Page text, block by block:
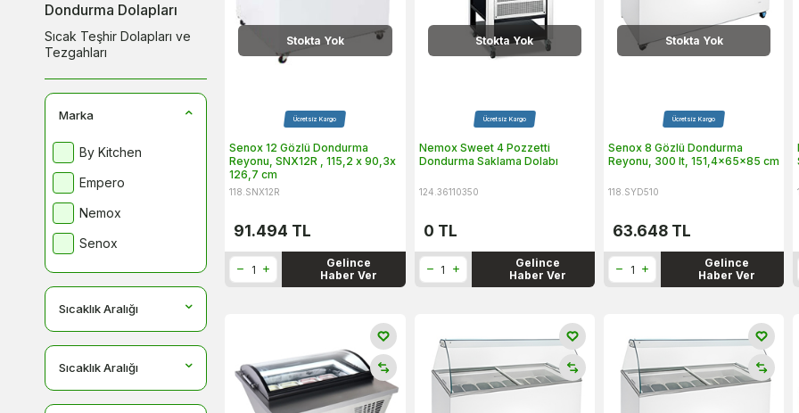
Dondurma Dolapları
Sıcak Teşhir Dolapları ve
Tezgahları
Marka
By Kitchen
Empero
Nemox
Senox
Sıcaklık Aralığı
Sıcaklık Aralığı
Stokta Yok
Ücretsiz Kargo
Senox 12 Gözlü Dondurma
Reyonu, SNX12R , 115,2 x 90,3x
126,7 cm
118.SNX12R
91.494 TL
Gelince
Haber Ver
Stokta Yok
Ücretsiz Kargo
Nemox Sweet 4 Pozzetti
Dondurma Saklama Dolabı
124.36110350
0 TL
Gelince
Haber Ver
Stokta Yok
Ücretsiz Kargo
Senox 8 Gözlü Dondurma
Reyonu, 300 lt, 151,4x65x85 cm
118.SYD510
63.648TL
Gelince
Haber Ver